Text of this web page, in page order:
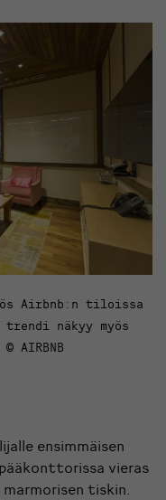
Airbnb:n tiloissa
näkyy myös
ensimmäisen
vieras
tiskin.